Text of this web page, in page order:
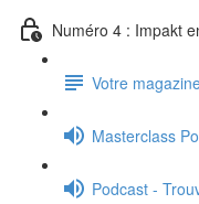
Numéro 4 : Impakt
Votre
Masterclass
Podcast -